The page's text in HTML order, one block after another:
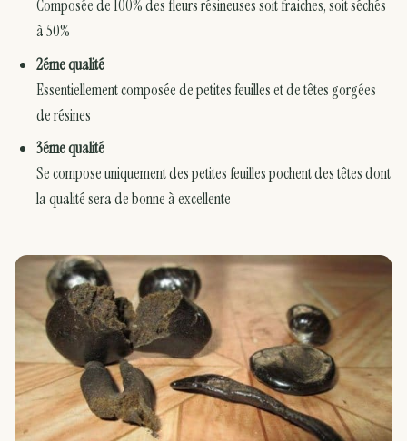
Composée de 100% des fleurs résineuses soit fraiches, soit séchés
à 50%
2éme qualité
Essentiellement composée de petites feuilles et de têtes gorgées
de résines
3éme qualité
Se compose uniquement des petites feuilles pochent des têtes dont
la qualité sera de bonne à excellente